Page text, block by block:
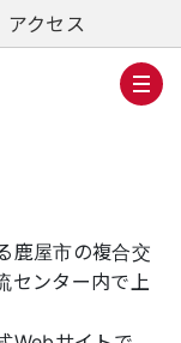
アクセス
鹿屋市の複合交
センター内で上